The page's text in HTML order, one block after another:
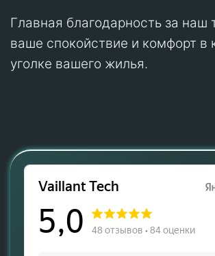
Главная благодарность за наш
ваше спокойствие и комфорт в
уголке вашего жилья.